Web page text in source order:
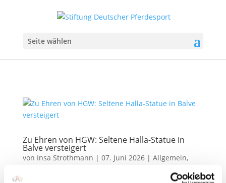
Seite wählen
Zu Ehren von HGW: Seltene Halla-Statue in
Balve versteigert
von Insa Strothmann | 07. Juni 2026| Allgemein,